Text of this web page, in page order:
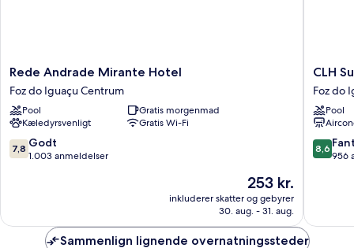
Rede
Andrade
Mirante
Hotel
Foz
do
Iguaçu
Rede Andrade Mirante Hotel
Foz do Iguaçu Centrum
Pool
Gratis morgenmad
Kæledyrsvenligt
Gratis Wi-Fi
7.8
ud
anmeldelser
7,8 Godt
1.003 anmeldelser
Prisen
253 kr.
253 kr.
inkluderer skatter og gebyrer
30. aug. - 31. aug.
CLH
Suítes
Foz
do
Iguaçu
Foz
do
CLH
Foz do
Pool
8.6
ud
8,6
956
Sammenlign lignende overnatningssteder